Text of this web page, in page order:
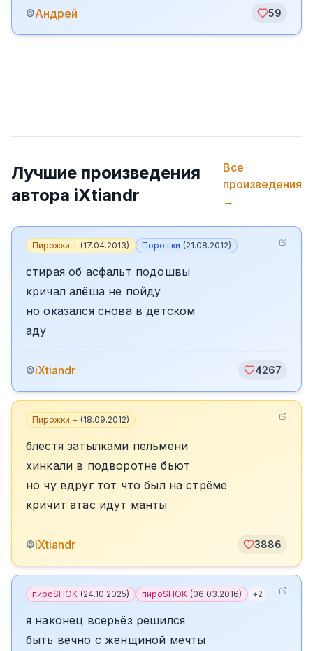
©Андрей 59
Лучшие произведения
автора iXtiandr
Все
произведения
→
Пирожки + (17.04.2013) Порошки (21.08.2012)
стирая об асфальт подошвы
кричал алёша не пойду
но оказался снова в детском
аду
©iXtiandr 4267
Пирожки + (18.09.2012)
блестя затылками пельмени
хинкали в подворотне бьют
но чу вдруг тот что был на стрёме
кричит атас идут манты
©iXtiandr 3886
пироSHOK (24.10.2025) пироSHOK (06.03.2016) +2
я наконец всерьёз решился
быть вечно с женщиной мечты